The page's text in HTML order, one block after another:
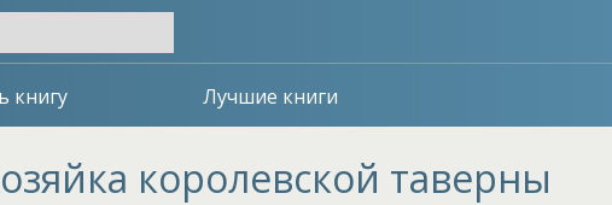
книгу Лучшие книги
королевской таверны